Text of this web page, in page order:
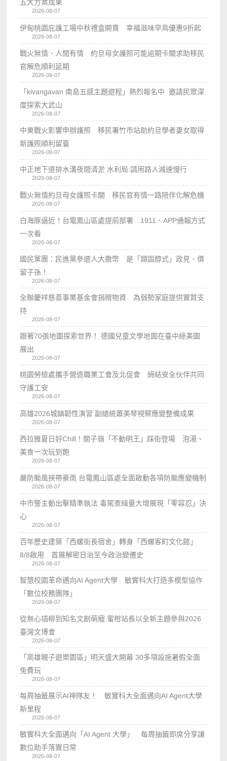
五大方案成果
2026-08-07
伊甸桃園庇護工場中秋禮盒開賣 幸福滋味早鳥優惠9折起
2026-08-07
戰火無情、人間有情 約旦母女護照可能逾期卡關求助移民
官解危順利延期
2026-08-07
「kivangavan 南島五感主題遊程」熱烈報名中 邀請民眾深
度探索大武山
2026-08-07
中東戰火影響申辦護照 移民署竹市站助約旦學者妻女取得
新護照順利留臺
2026-08-07
中正地下道排水溝夜間清淤 水利局:請用路人減速慢行
2026-08-07
戰火無情約旦母女護照卡關 移民官有情一路陪伴化解危機
2026-08-07
白海豚逼近！台電鳳山區處提前部署 1911、APP通報方式
一次看
2026-08-07
國民黨團：民進黨參選人大撒幣 是「類固醇式」政見、債
留子孫！
2026-08-07
全聯慶祥慈善事業基金會捐贈物資 為弱勢家庭提供實質支
持
2026-08-07
跟著70張地圖探索世界！ 德國兒童文學地圖在臺中綠美圖
展出
2026-08-07
桃園勞檢處攜手營造職業工會及北促會 締結安全伙伴共同
守護工安
2026-08-07
高雄2026城鎮韌性演習 副總統蕭美琴視察應變整備成果
2026-08-07
西拉雅夏日好Chill！關子嶺「不動明王」踩街登場 泡湯、
美食一次玩到飽
2026-08-07
嚴防颱風挾帶豪雨 台電鳳山區處全面啟動各項防颱應變機制
2026-08-07
中市警主動出擊精準執法 毒駕查緝量大增展現「零容忍」決
心
2026-08-07
百年歷史建築「西螺街長宿舍」轉身「西螺客町文化館」
8/8啟用 首展解密日治至今政治變遷史
2026-08-07
智慧校園革命邁向AI Agent大學 敏實科大打造多模型協作
「數位校務團隊」
2026-08-07
從無心插柳到知名文創萌寵 蜜柑站長以全新主題參與2026
臺灣文博會
2026-08-07
「高雄親子遊樂園區」明天盛大開幕 30多項設施暑假全面
免費玩
2026-08-07
每周抽籤展示AI神隊友！ 敏實科大全面邁向AI Agent大學
新里程
2026-08-07
敏實科大全面邁向「AI Agent 大學」 每周抽籤即席分享讓
數位助手落實日常
2026-08-07